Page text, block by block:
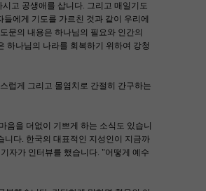
고 공생애를 삽니다. 그리고 매일기도
에게 기도를 가르친 것과 같이 우리에
문의 내용은 하나님의 필요와 인간의
하나님의 나라를 회복하기 위하여 강청
럽게 그리고 몰염치로 간절히 간구하는
음을 더없이 기쁘게 하는 소식도 있습니
니다. 한국의 대표적인 지성인이 지금까
자가 인터뷰를 했습니다. "어떻게 예수